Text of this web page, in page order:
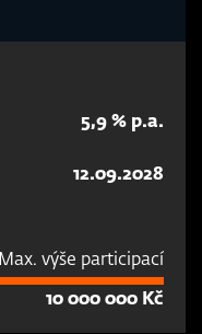
5,9 % p.a.
12.09.2028
Max. výše participací
10 000 000 Kč